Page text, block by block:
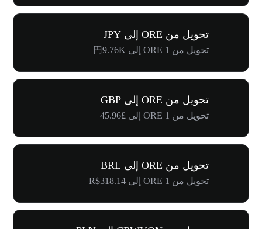
تحويل من ORE إلى JPY
تحويل من 1 ORE إلى 円9.76K
تحويل من ORE إلى GBP
تحويل من 1 ORE إلى £45.96
تحويل من ORE إلى BRL
تحويل من 1 ORE إلى R$318.14